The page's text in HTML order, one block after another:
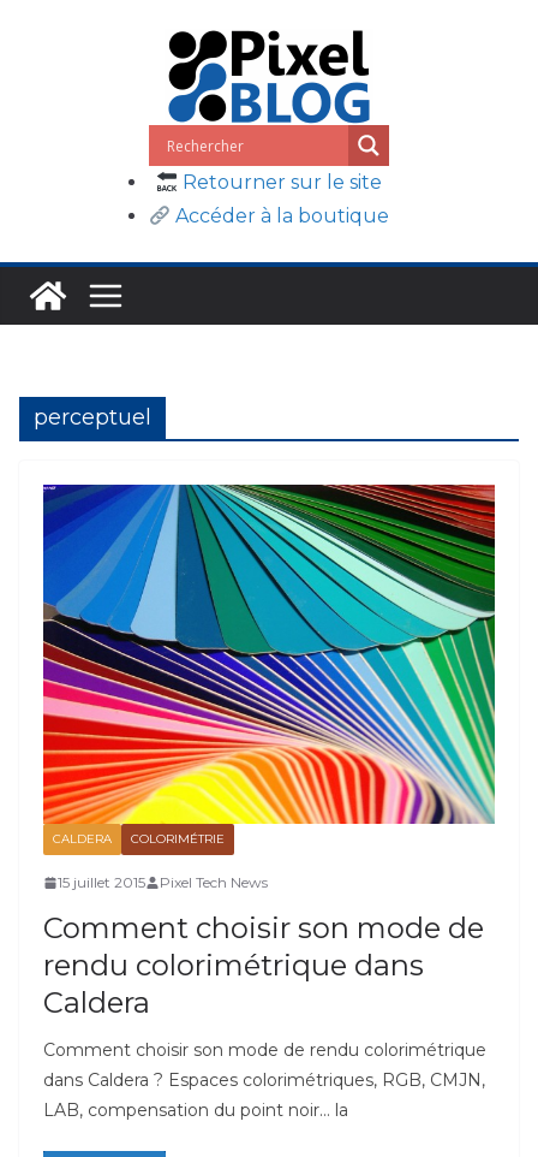
Retourner sur le site
Accéder à la boutique
perceptuel
CALDERA COLORIMÉTRIE
15 juillet 2015 Pixel Tech News
Comment choisir son mode de
rendu colorimétrique dans
Caldera
Comment choisir son mode de rendu colorimétrique
dans Caldera ? Espaces colorimétriques, RGB, CMJN,
LAB, compensation du point noir… la